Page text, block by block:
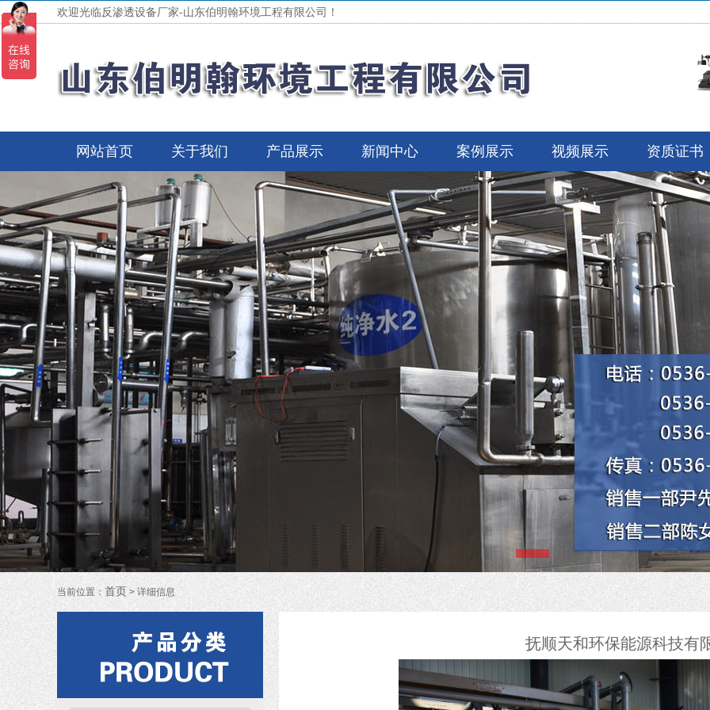
欢迎光临反渗透设备厂家-山东伯明翰环境工程有限公司！
网站首页 关于我们 产品展示
紫外线杀菌设备
反渗透（纯净水）设备
海水淡化设备
EDI超纯水设备
去离子水设备
设备现场安装图片
工业软化水设备
中水回用设备
车用尿素设备
医用纯化水设备
水处理设备配件及耗材
新闻中心 案例展示 视频展示 资质证书
当前位置：首页 > 详细信息
抚顺天和环保能源科技有